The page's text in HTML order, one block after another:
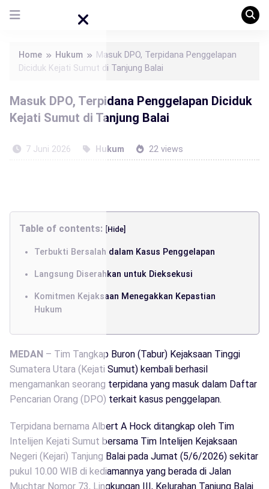
Home Hukum
Masuk DPO, Terpidana Penggelapan
Diciduk Kejati Sumut di Tanjung Balai
Masuk DPO, Terpidana Penggelapan Diciduk
Kejati Sumut di Tanjung Balai
7 Juni 2026 Hukum 22 views
Table of contents: [Hide]
Terbukti Bersalah dalam Kasus Penggelapan
Langsung Diserahkan untuk Dieksekusi
Komitmen Kejaksaan Menegakkan Kepastian
Hukum
MEDAN – Tim Tangkap Buron (Tabur) Kejaksaan Tinggi
Sumatera Utara (Kejati Sumut) kembali berhasil
mengamankan seorang terpidana yang masuk dalam Daftar
Pencarian Orang (DPO) terkait kasus penggelapan.
Terpidana bernama Albert A Hock ditangkap oleh Tim
Intelijen Kejati Sumut bersama Tim Intelijen Kejaksaan
Negeri (Kejari) Tanjung Balai pada Jumat (5/6/2026) sekitar
pukul 10.00 WIB di kediamannya yang berada di Jalan
Muchtar Nomor 73, Lingkungan III, Kelurahan Tanjung Balai